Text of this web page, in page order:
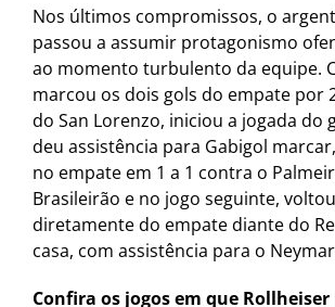
Nos últimos compromissos, o
passou a assumir protagonismo
ao momento turbulento da equipe.
marcou os dois gols do empate por
do San Lorenzo, iniciou a jogada do
deu assistência para Gabigol
no empate em 1 a 1 contra o
Brasileirão e no jogo seguinte,
diretamente do empate diante do
casa, com assistência para o
Confira os jogos em que